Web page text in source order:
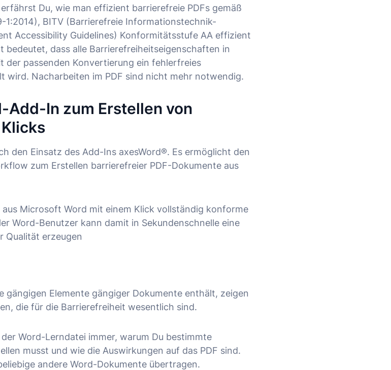
Du, wie man effizient barrierefreie PDFs gemäß
1:2014), BITV (Barrierefreie Informationstechnik-
Accessibility Guidelines) Konformitätsstufe AA effizient
dass alle Barrierefreiheitseigenschaften in
der passenden Konvertierung ein fehlerfreies
wird. Nacharbeiten im PDF sind nicht mehr notwendig.
Add-In zum Erstellen von
den Einsatz des Add-Ins axesWord®. Es ermöglicht den
zum Erstellen barrierefreier PDF-Dokumente aus
Microsoft Word mit einem Klick vollständig konforme
Word-Benutzer kann damit in Sekundenschnelle eine
Qualität erzeugen
gängigen Elemente gängiger Dokumente enthält, zeigen
die für die Barrierefreiheit wesentlich sind.
Word-Lerndatei immer, warum Du bestimmte
musst und wie die Auswirkungen auf das PDF sind.
andere Word-Dokumente übertragen.